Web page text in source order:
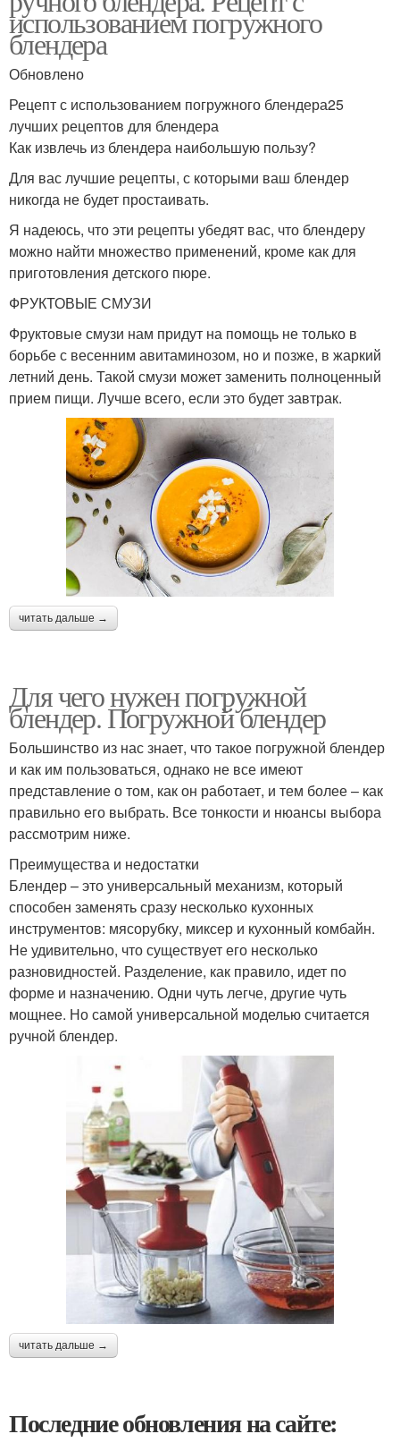
использованием погружного
блендера
Обновлено
Рецепт с использованием погружного блендера25
лучших рецептов для блендера
Как извлечь из блендера наибольшую пользу?
Для вас лучшие рецепты, с которыми ваш блендер
никогда не будет простаивать.
Я надеюсь, что эти рецепты убедят вас, что блендеру
можно найти множество применений, кроме как для
приготовления детского пюре.
ФРУКТОВЫЕ СМУЗИ
Фруктовые смузи нам придут на помощь не только в
борьбе с весенним авитаминозом, но и позже, в жаркий
летний день. Такой смузи может заменить полноценный
прием пищи. Лучше всего, если это будет завтрак.
читать дальше →
Для чего нужен погружной
блендер. Погружной блендер
Большинство из нас знает, что такое погружной блендер
и как им пользоваться, однако не все имеют
представление о том, как он работает, и тем более – как
правильно его выбрать. Все тонкости и нюансы выбора
рассмотрим ниже.
Преимущества и недостатки
Блендер – это универсальный механизм, который
способен заменять сразу несколько кухонных
инструментов: мясорубку, миксер и кухонный комбайн.
Не удивительно, что существует его несколько
разновидностей. Разделение, как правило, идет по
форме и назначению. Одни чуть легче, другие чуть
мощнее. Но самой универсальной моделью считается
ручной блендер.
читать дальше →
Последние обновления на сайте: